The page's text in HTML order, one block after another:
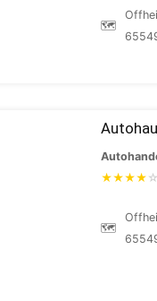
🗺
★★★★ ☆
🗺